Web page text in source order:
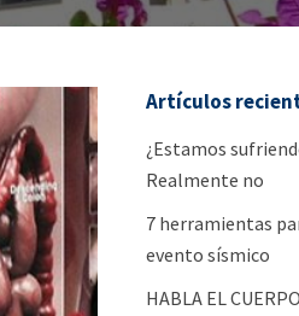
Artículos
¿Estamos
Realmente no
7 herramientas
evento sísmico
HABLA EL